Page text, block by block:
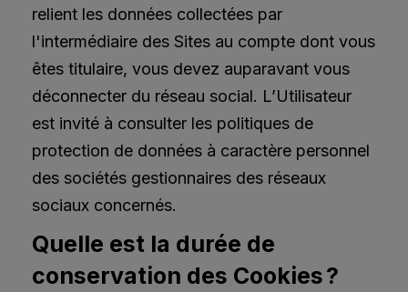
relient les données collectées par
l'intermédiaire des Sites au compte dont vous
êtes titulaire, vous devez auparavant vous
déconnecter du réseau social. L’Utilisateur
est invité à consulter les politiques de
protection de données à caractère personnel
des sociétés gestionnaires des réseaux
sociaux concernés.
Quelle est la durée de
conservation des Cookies ?